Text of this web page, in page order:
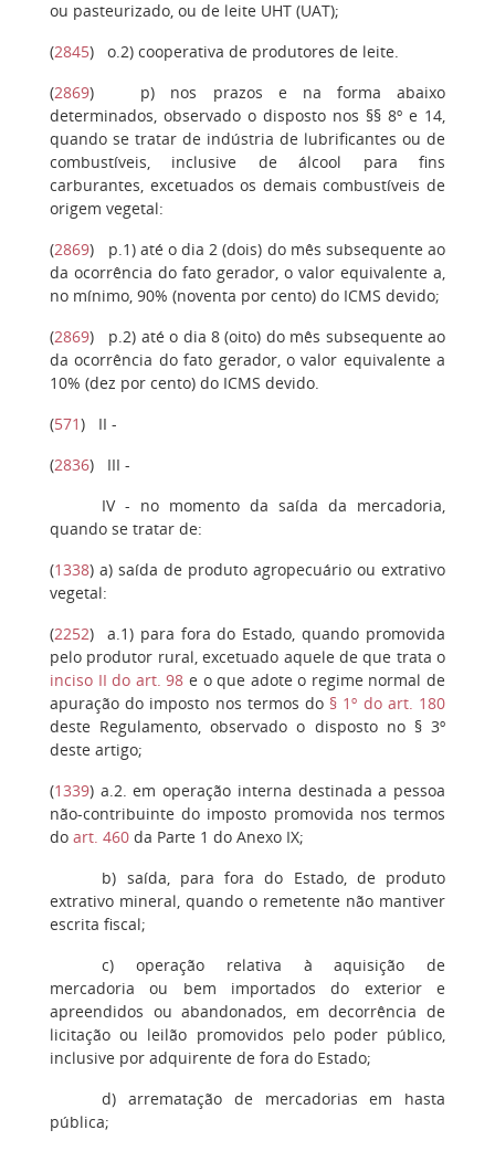
ou pasteurizado, ou de leite UHT (UAT);
(2845) o.2) cooperativa de produtores de leite.
(2869) p) nos prazos e na forma abaixo
determinados, observado o disposto nos §§ 8º e 14,
quando se tratar de indústria de lubrificantes ou de
combustíveis, inclusive de álcool para fins
carburantes, excetuados os demais combustíveis de
origem vegetal:
(2869) p.1) até o dia 2 (dois) do mês subsequente ao
da ocorrência do fato gerador, o valor equivalente a,
no mínimo, 90% (noventa por cento) do ICMS devido;
(2869) p.2) até o dia 8 (oito) do mês subsequente ao
da ocorrência do fato gerador, o valor equivalente a
10% (dez por cento) do ICMS devido.
(571) II -
(2836) III -
IV- no momento da saída da mercadoria,
quando se tratar de:
(1338) a) saída de produto agropecuário ou extrativo
vegetal:
(2252) a.1)para fora do Estado, quando promovida
pelo produtor rural, excetuado aquele de que trata o
inciso II do art. 98 e o que adote o regime normal de
apuração do imposto nos termos do § 1º do art. 180
deste Regulamento, observado o disposto no § 3º
deste artigo;
(1339) a.2. em operação interna destinada a pessoa
não-contribuinte do imposto promovida nos termos
do art. 460 da Parte 1 do Anexo IX;
b) saída, para fora do Estado, de produto
extrativo mineral, quando o remetente não mantiver
escrita fiscal;
c) operação relativa à aquisição de
mercadoria ou bem importados do exterior e
apreendidos ou abandonados, em decorrência de
licitação ou leilão promovidos pelo poder público,
inclusive por adquirente de fora do Estado;
d) arrematação de mercadorias em hasta
pública;